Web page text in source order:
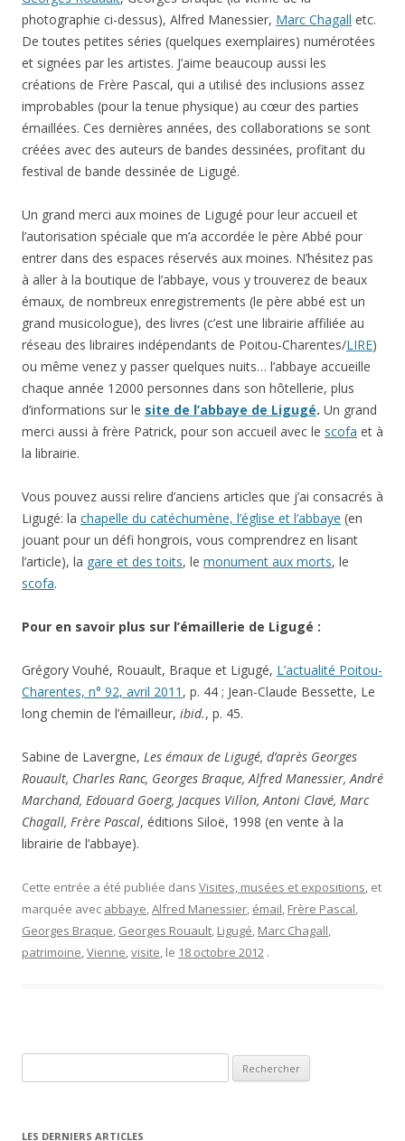
photographie ci-dessus), Alfred Manessier, Marc Chagall etc.
De toutes petites séries (quelques exemplaires) numérotées
et signées par les artistes. J’aime beaucoup aussi les
créations de Frère Pascal, qui a utilisé des inclusions assez
improbables (pour la tenue physique) au cœur des parties
émaillées. Ces dernières années, des collaborations se sont
créées avec des auteurs de bandes dessinées, profitant du
festival de bande dessinée de Ligugé.
Un grand merci aux moines de Ligugé pour leur accueil et
l’autorisation spéciale que m’a accordée le père Abbé pour
entrer dans des espaces réservés aux moines. N’hésitez pas
à aller à la boutique de l’abbaye, vous y trouverez de beaux
émaux, de nombreux enregistrements (le père abbé est un
grand musicologue), des livres (c’est une librairie affiliée au
réseau des libraires indépendants de Poitou-Charentes/LIRE)
ou même venez y passer quelques nuits… l’abbaye accueille
chaque année 12000 personnes dans son hôtellerie, plus
d’informations sur le site de l’abbaye de Ligugé. Un grand
merci aussi à frère Patrick, pour son accueil avec le scofa et à
la librairie.
Vous pouvez aussi relire d’anciens articles que j’ai consacrés à
Ligugé: la chapelle du catéchumène, l’église et l’abbaye (en
jouant pour un défi hongrois, vous comprendrez en lisant
l’article), la gare et des toits, le monument aux morts, le
scofa.
Pour en savoir plus sur l’émaillerie de Ligugé :
Grégory Vouhé, Rouault, Braque et Ligugé, L’actualité Poitou-
Charentes, n° 92, avril 2011 , p. 44 ; Jean-Claude Bessette, Le
long chemin de l’émailleur, ibid., p. 45.
Sabine de Lavergne, Les émaux de Ligugé, d’après Georges
Rouault, Charles Ranc, Georges Braque, Alfred Manessier, André
Marchand, Edouard Goerg, Jacques Villon, Antoni Clavé, Marc
Chagall, Frère Pascal, éditions Siloë, 1998 (en vente à la
librairie de l’abbaye).
Cette entrée a été publiée dans Visites, musées et expositions, et
marquée avec abbaye,Alfred Manessier, émail, Frère Pascal,
Georges Braque, Georges Rouault, Ligugé, Marc Chagall,
patrimoine,Vienne,visite, le 18 octobre 2012 .
LES DERNIERS ARTICLES